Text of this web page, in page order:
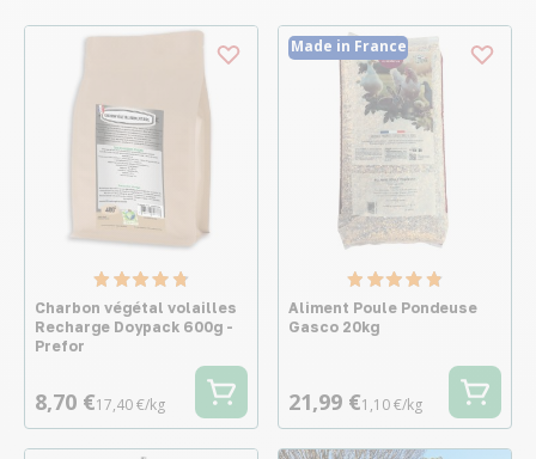
Charbon végétal volailles
Recharge Doypack 600g -
Prefor
8,70 €17,40 €/kg
Made in France
Aliment Poule Pondeuse
Gasco 20kg
21,99 €1,10 €/kg